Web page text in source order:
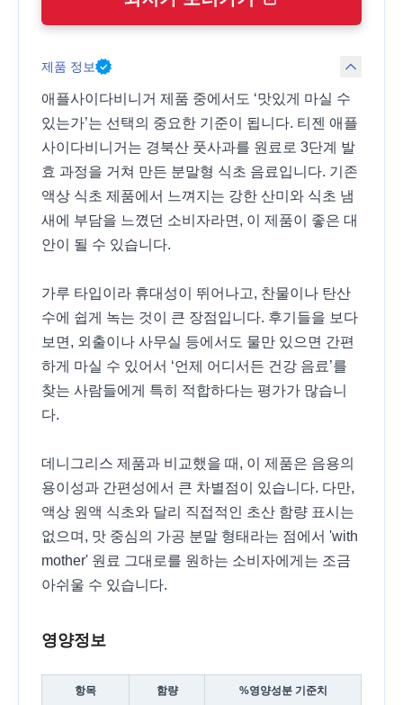
제품 정보
애플사이다비니거 제품 중에서도 ‘맛있게 마실 수
있는가’는 선택의 중요한 기준이 됩니다. 티젠 애플
사이다비니거는 경북산 풋사과를 원료로 3단계 발
효 과정을 거쳐 만든 분말형 식초 음료입니다. 기존
액상 식초 제품에서 느껴지는 강한 산미와 식초 냄
새에 부담을 느꼈던 소비자라면, 이 제품이 좋은 대
안이 될 수 있습니다.
가루 타입이라 휴대성이 뛰어나고, 찬물이나 탄산
수에 쉽게 녹는 것이 큰 장점입니다. 후기들을 보다
보면, 외출이나 사무실 등에서도 물만 있으면 간편
하게 마실 수 있어서 ‘언제 어디서든 건강 음료’를
찾는 사람들에게 특히 적합하다는 평가가 많습니
다.
데니그리스 제품과 비교했을 때, 이 제품은 음용의
용이성과 간편성에서 큰 차별점이 있습니다. 다만,
액상 원액 식초와 달리 직접적인 초산 함량 표시는
없으며, 맛 중심의 가공 분말 형태라는 점에서 'with
mother' 원료 그대로를 원하는 소비자에게는 조금
아쉬울 수 있습니다.
영양정보
항목 함량 %영양성분 기준치